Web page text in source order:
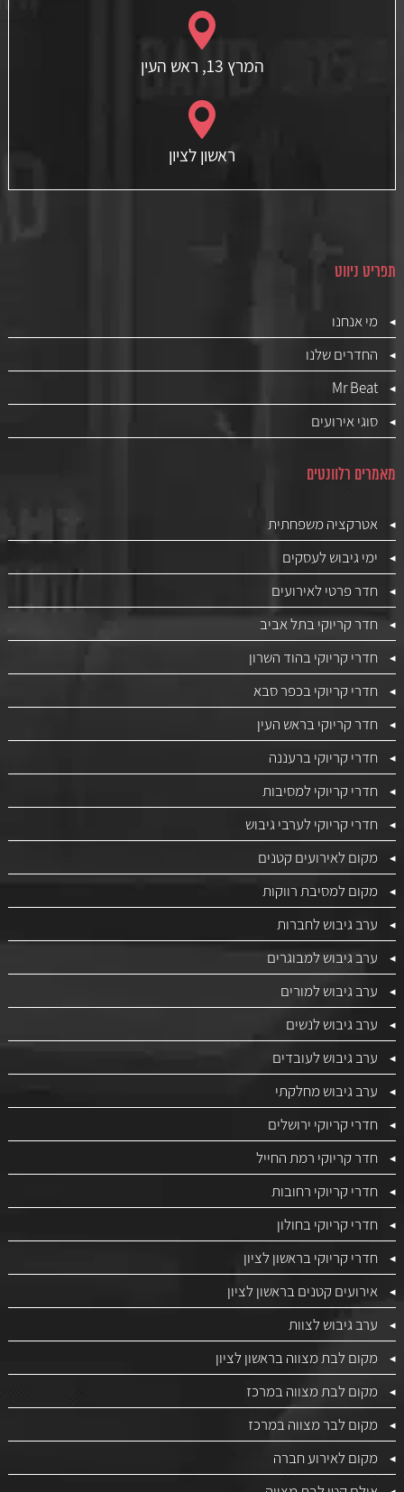
המרץ 13, ראש העין
ראשון לציון
תפריט ניווט
מי אנחנו
החדרים שלנו
Mr Beat
סוגי אירועים
מאמרים רלוונטים
אטרקציה משפחתית
ימי גיבוש לעסקים
חדר פרטי לאירועים
חדר קריוקי בתל אביב
חדרי קריוקי בהוד השרון
חדרי קריוקי בכפר סבא
חדר קריוקי בראש העין
חדרי קריוקי ברעננה
חדרי קריוקי למסיבות
חדרי קריוקי לערבי גיבוש
מקום לאירועים קטנים
מקום למסיבת רווקות
ערב גיבוש לחברות
ערב גיבוש למבוגרים
ערב גיבוש למורים
ערב גיבוש לנשים
ערב גיבוש לעובדים
ערב גיבוש מחלקתי
חדרי קריוקי ירושלים
חדר קריוקי רמת החייל
חדרי קריוקי רחובות
חדרי קריוקי בחולון
חדרי קריוקי בראשון לציון
אירועים קטנים בראשון לציון
ערב גיבוש לצוות
מקום לבת מצווה בראשון לציון
מקום לבת מצווה במרכז
מקום לבר מצווה במרכז
מקום לאירוע חברה